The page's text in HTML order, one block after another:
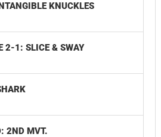
KNUCKLES
2-1: SLICE & SWAY
2ND MVT.